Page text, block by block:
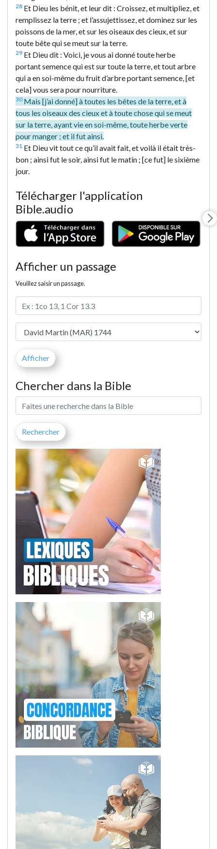
28 Et Dieu les bénit, et leur dit : Croissez, et multipliez, et
remplissez la terre ; et l’assujettissez, et dominez sur les
poissons de la mer, et sur les oiseaux des cieux, et sur
toute bête qui se meut sur la terre.
29 Et Dieu dit : Voici, je vous ai donné toute herbe
portant semence qui est sur toute la terre, et tout arbre
qui a en soi-même du fruit d’arbre portant semence, [et
cela] vous sera pour nourriture.
30Mais [j’ai donné] à toutes les bêtes de la terre, et à
tous les oiseaux des cieux et à toute chose qui se meut
sur la terre, ayant vie en soi-même, toute herbe verte
pour manger ; et il fut ainsi.
31 Et Dieu vit tout ce qu’il avait fait, et voilà il était très-
bon ; ainsi fut le soir, ainsi fut le matin ; [ce fut] le sixième
jour.
Télécharger l'application
Bible.audio
Afficher un passage
Veuillez saisir un passage.
Chercher dans la Bible